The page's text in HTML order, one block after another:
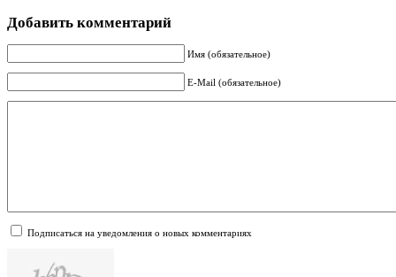
Добавить комментарий
Имя (обязательное)
E-Mail (обязательное)
Подписаться на уведомления о новых комментариях